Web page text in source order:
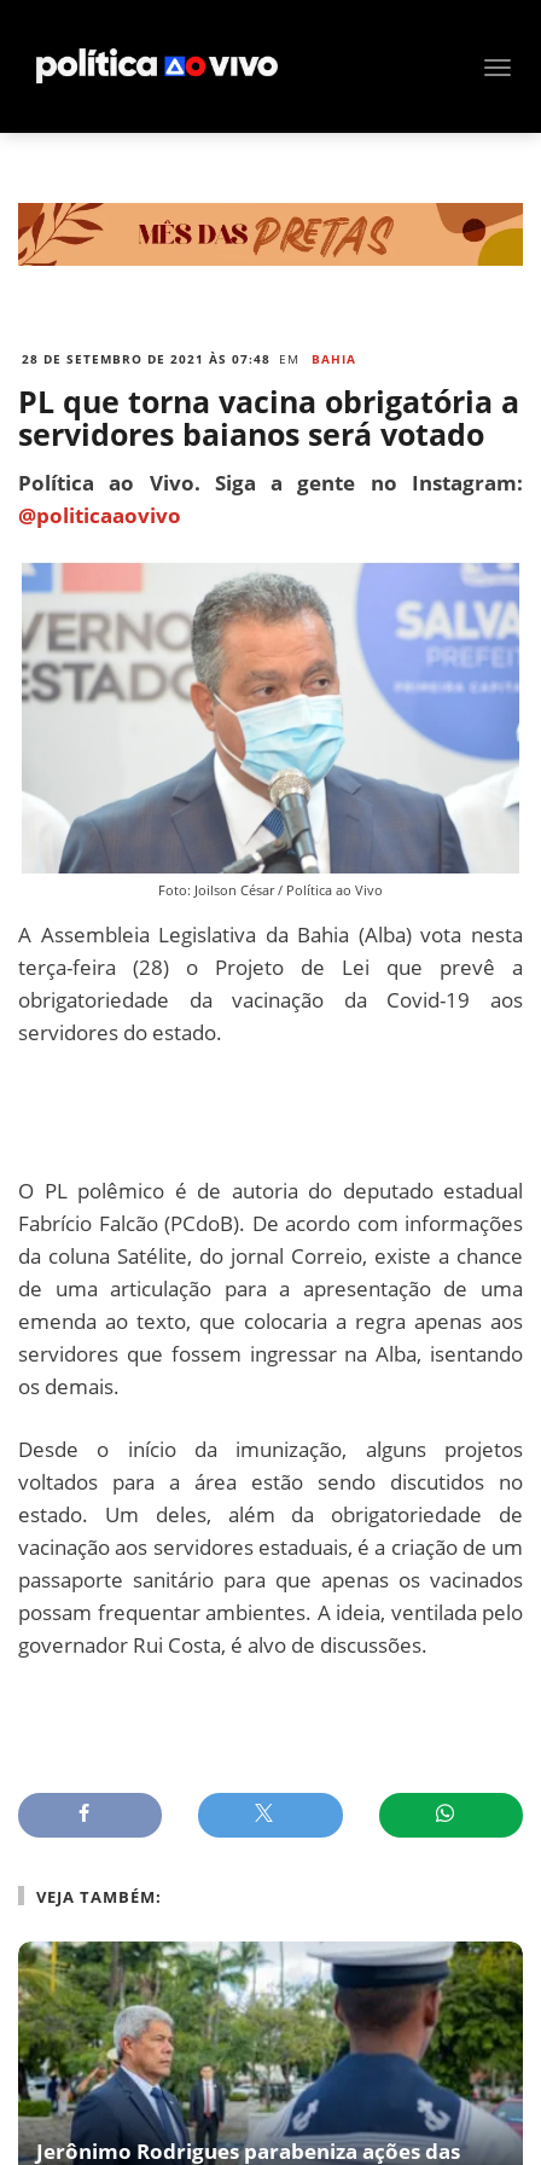
28 DE SETEMBRO DE 2021 ÀS 07:48 EM BAHIA
PL que torna vacina obrigatória a
servidores baianos será votado
Política ao Vivo. Siga a gente no Instagram:
@politicaaovivo
Foto: Joilson César / Política ao Vivo
A Assembleia Legislativa da Bahia (Alba) vota nesta
terça-feira (28) o Projeto de Lei que prevê a
obrigatoriedade da vacinação da Covid-19 aos
servidores do estado.
O PL polêmico é de autoria do deputado estadual
Fabrício Falcão (PCdoB). De acordo com informações
da coluna Satélite, do jornal Correio, existe a chance
de uma articulação para a apresentação de uma
emenda ao texto, que colocaria a regra apenas aos
servidores que fossem ingressar na Alba, isentando
os demais.
Desde o início da imunização, alguns projetos
voltados para a área estão sendo discutidos no
estado. Um deles, além da obrigatoriedade de
vacinação aos servidores estaduais, é a criação de um
passaporte sanitário para que apenas os vacinados
possam frequentar ambientes. A ideia, ventilada pelo
governador Rui Costa, é alvo de discussões.
VEJA TAMBÉM:
Jerônimo Rodrigues parabeniza ações das